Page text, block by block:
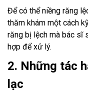
Để có thể niềng răng
thăm khám một cách
răng bị lệch mà bác sĩ
hợp để xử lý.
2. Những tác
lạc